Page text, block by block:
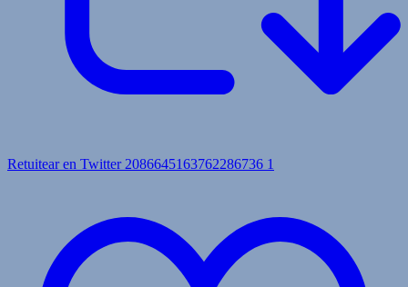
Retuitear en Twitter 2086645163762286736 1